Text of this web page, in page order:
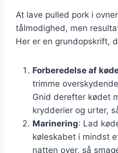
At lave pulled pork i
tålmodighed, men
Her er en grundopskrift,
Forberedelse af
trimme
Gnid derefter kødet
krydderier og urter,
Marinering: Lad
køleskabet i mindst
natten over, så